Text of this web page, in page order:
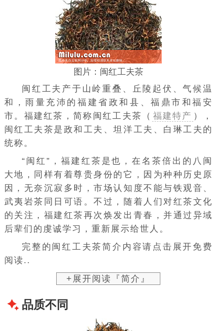
图片：闽红工夫茶
闽红工夫产于山岭重叠、丘陵起伏、气候温
和，雨量充沛的福建省政和县、福鼎市 和福安
市。福建红茶，简称闽红工夫茶（ 福建特产 ），
闽红工夫茶是政和工夫、坦洋工夫、白琳工夫的
统称。
“闽红”，福建红茶是也，在名茶倍出的八闽
大地，同样有着尊贵身份的它，因为种种历史原
因，无奈沉寂多时，市场认知度不能与铁观音、
武夷岩茶 同日可语。不过，随着人们对红茶文化
的关注，福建红茶再次焕发出青春，并通过异域
后辈们的虔诚学习，重新展示给世人。
完整的闽红工夫茶简介内容请点击展开免费
阅读..
+展开阅读『简介』
品质不同